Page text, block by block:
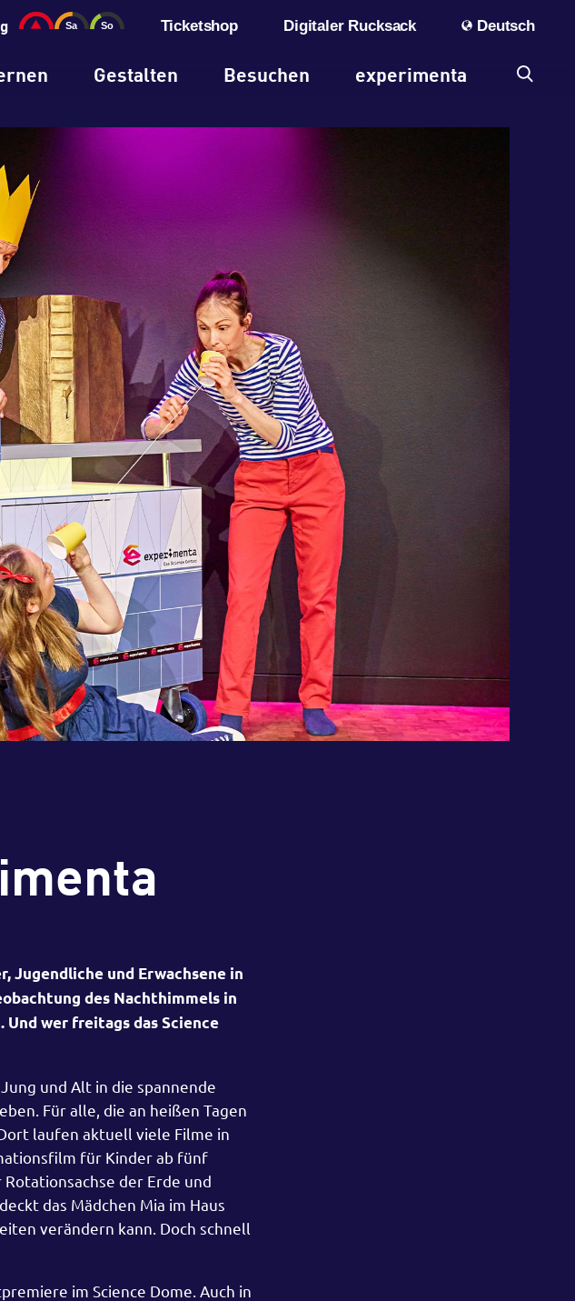
Ticketshop Digitaler Rucksack Deutsch
Gestalten Besuchen experimenta
Jugendliche und Erwachsene in
des Nachthimmels in
Und wer freitags das Science
und Alt in die spannende
Für alle, die an heißen Tagen
laufen aktuell viele Filme in
für Kinder ab fünf
der Erde und
das Mädchen Mia im Haus
verändern kann. Doch schnell
im Science Dome. Auch in